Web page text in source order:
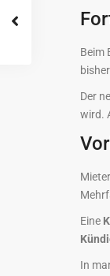
Beim
Der
wird.
Eine
In